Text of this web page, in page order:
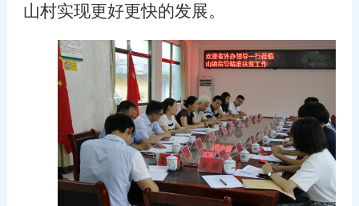
山村实现更好更快的发展。